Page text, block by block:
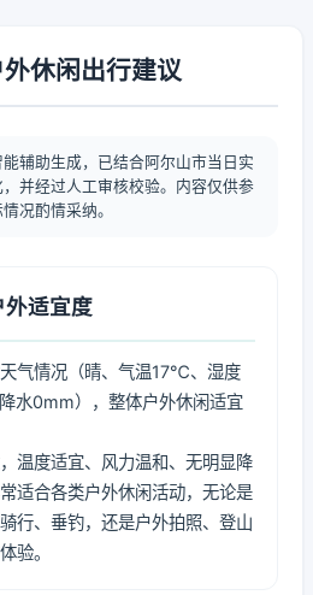
休闲出行建议
辅助生成，已结合阿尔山市当日实
并经过人工审核校验。内容仅供参
况酌情采纳。
外适宜度
气情况（晴、气温17℃、湿度
水0mm），整体户外休闲适宜
温度适宜、风力温和、无明显降
适合各类户外休闲活动，无论是
行、垂钓，还是户外拍照、登山
验。